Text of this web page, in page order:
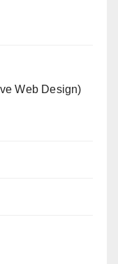
Web Design)